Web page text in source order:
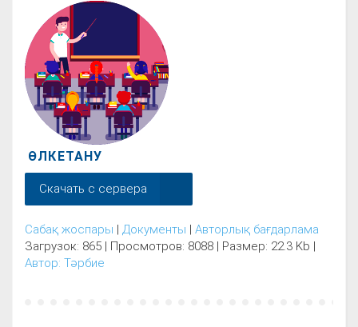
ӨЛКЕТАНУ
Скачать с сервера
Сабақ жоспары | Документы | Авторлық бағдарлама
Загрузок: 865 | Просмотров: 8088 | Размер: 22.3 Kb |
Автор: Тәрбие